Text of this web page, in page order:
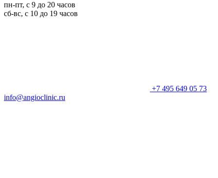
пн-пт, с 9 до 20 часов
сб-вс, с 10 до 19 часов
+7 495 649 05 73
info@angioclinic.ru